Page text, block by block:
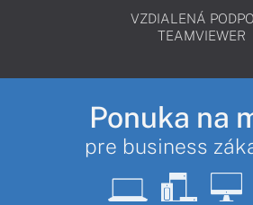
VZDIALENÁ
TEAMVIEWER
Ponuka na
pre business